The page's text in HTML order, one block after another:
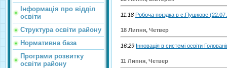
Інформація про відділ
освіти
Структура освіти району
Нормативна база
Програми розвитку
освіти району
11:18 Робоча поїздка в с.Пушкове
18 Липня, Четвер
16:29 Інновація в системі освіти
11 Липня, Четвер